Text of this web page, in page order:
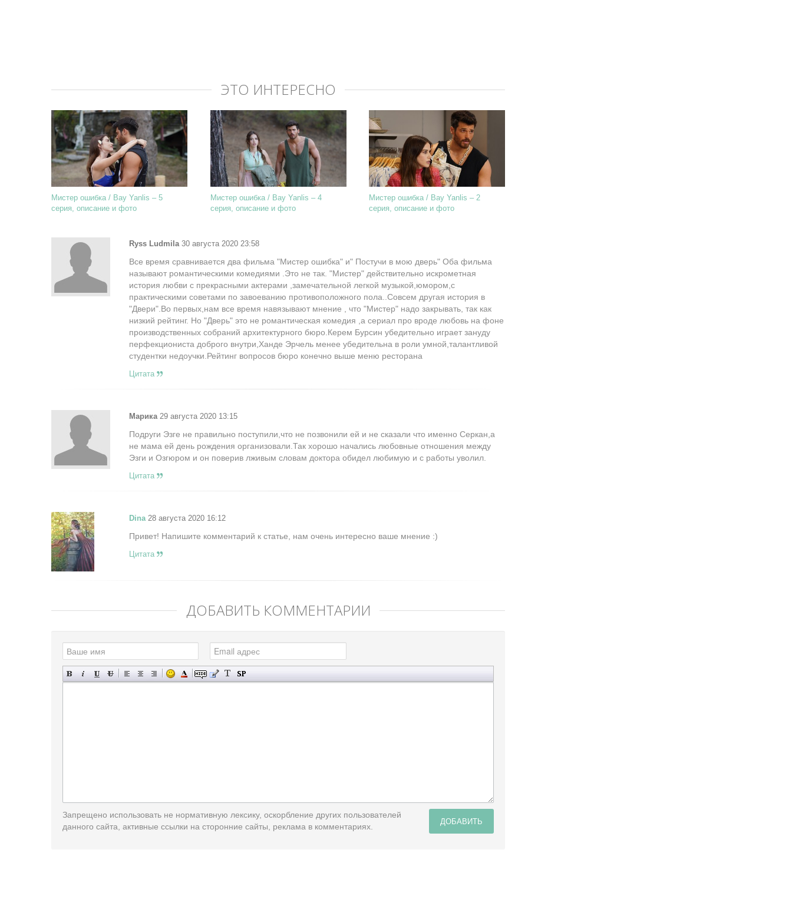
ЭТО ИНТЕРЕСНО
Мистер ошибка / Bay Yanlis – 5
серия, описание и фото
Мистер ошибка / Bay Yanlis – 4
серия, описание и фото
Мистер ошибка / Bay Yanlis – 2
серия, описание и фото
Ryss Ludmila30 августа 2020 23:58
Все время сравнивается два фильма "Мистер ошибка" и" Постучи в мою дверь" Оба фильма
называют романтическими комедиями .Это не так. "Мистер" действительно искрометная
история любви с прекрасными актерами ,замечательной легкой музыкой,юмором,с
практическими советами по завоеванию противоположного пола..Совсем другая история в
"Двери".Во первых,нам все время навязывают мнение , что "Мистер" надо закрывать, так как
низкий рейтинг. Но "Дверь" это не романтическая комедия ,а сериал про вроде любовь на фоне
производственных собраний архитектурного бюро.Керем Бурсин убедительно играет зануду
перфекциониста доброго внутри,Ханде Эрчель менее убедительна в роли умной,талантливой
студентки недоучки.Рейтинг вопросов бюро конечно выше меню ресторана
Цитата
Марика29 августа 2020 13:15
Подруги Эзге не правильно поступили,что не позвонили ей и не сказали что именно Серкан,а
не мама ей день рождения организовали.Так хорошо начались любовные отношения между
Эзги и Озгюром и он поверив лживым словам доктора обидел любимую и с работы уволил.
Цитата
Dina28 августа 2020 16:12
Привет! Напишите комментарий к статье, нам очень интересно ваше мнение :)
Цитата
ДОБАВИТЬ КОММЕНТАРИЙ
ДОБАВИТЬ
Запрещено использовать не нормативную лексику, оскорбление других пользователей
данного сайта, активные ссылки на сторонние сайты, реклама в комментариях.